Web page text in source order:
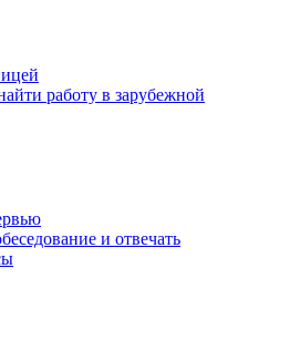
работу в зарубежной
и отвечать